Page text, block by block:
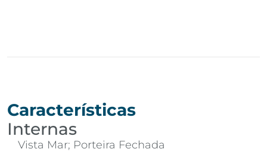
Características
Internas
Vista Mar; Porteira Fechada